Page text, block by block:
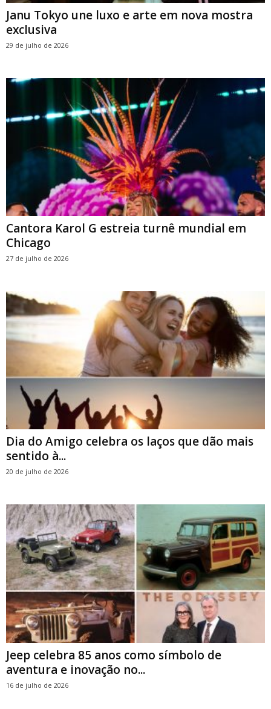
Janu Tokyo une luxo e arte em nova mostra
exclusiva
29 de julho de 2026
Cantora Karol G estreia turnê mundial em
Chicago
27 de julho de 2026
Dia do Amigo celebra os laços que dão mais
sentido à...
20 de julho de 2026
Jeep celebra 85 anos como símbolo de
aventura e inovação no...
16 de julho de 2026